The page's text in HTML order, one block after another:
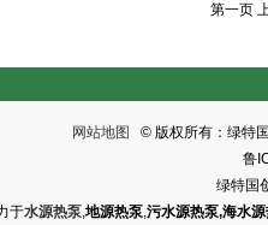
第一页
网站地图
© 版权所有：绿特
鲁
绿特国
于水源热泵,地源热泵,污水源热泵,海水源